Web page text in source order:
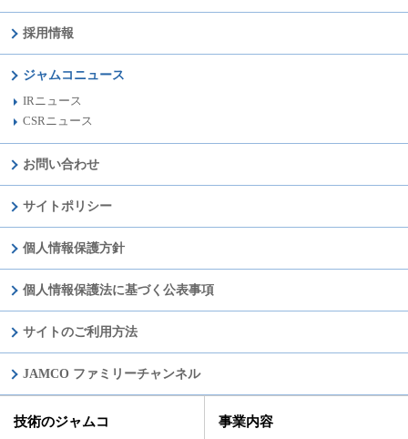
採用情報
ジャムコニュース
IRニュース
CSRニュース
お問い合わせ
サイトポリシー
個人情報保護方針
個人情報保護法に基づく公表事項
サイトのご利用方法
JAMCO ファミリーチャンネル
技術のジャムコ 事業内容